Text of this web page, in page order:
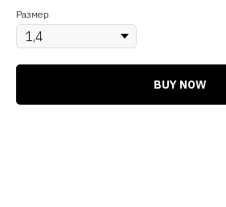
Размер
BUY NOW